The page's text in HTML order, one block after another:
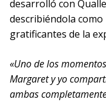
desarrolló con
describiéndola
gratificantes de la
«Uno de los
Margaret y yo
ambas